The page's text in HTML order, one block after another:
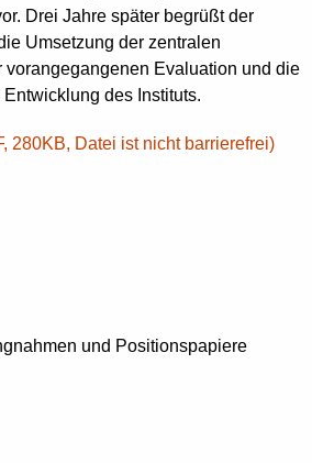
Drei Jahre später begrüßt der
Umsetzung der zentralen
vorangegangenen Evaluation und die
des Instituts.
280KB, Datei ist nicht barrierefrei)
und Positionspapiere